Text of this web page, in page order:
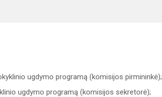
ugdymo programą (komisijos pirmininkė);
ugdymo programą (komisijos sekretorė);